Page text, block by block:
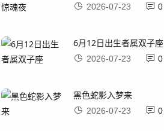
2026-07-23 0
6月12日出生者属双子座
2026-07-23 0
黑色蛇影入梦来
2026-07-23 0